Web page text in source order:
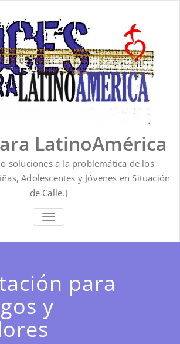
LatinoAmérica
soluciones a la problemática de los
Adolescentes y Jóvenes en Situación
de Calle.]
ALTERNAR
LA
para
y